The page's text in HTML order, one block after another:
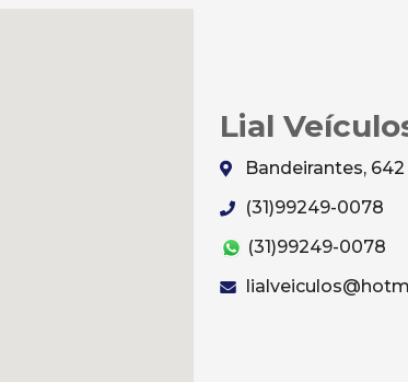
Lial
Bandeirantes,
(31)99249-0078
(31)99249-0078